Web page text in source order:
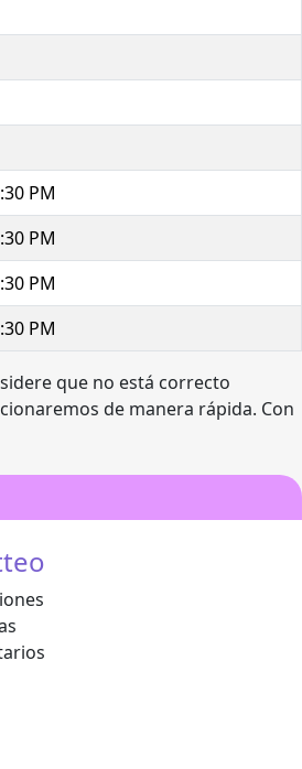
PM
PM
PM
PM
que no está correcto
de manera rápida. Con